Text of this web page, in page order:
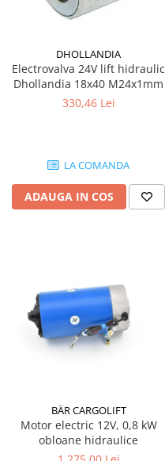
DHOLLANDIA
Electrovalva 24V lift hidraulic
Dhollandia 18x40 M24x1mm
330,46 Lei
LA COMANDA
ADAUGA IN COS
BÄR CARGOLIFT
Motor electric 12V, 0,8 kW
obloane hidraulice